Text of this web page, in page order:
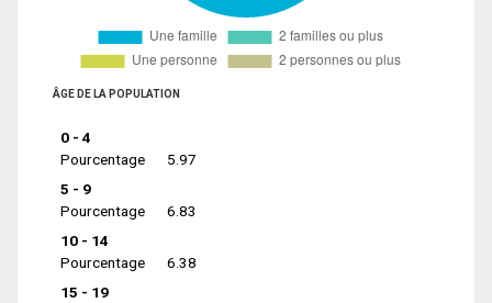
ÂGE DE LA POPULATION
0 - 4
Pourcentage
5.97
5 - 9
Pourcentage
6.83
10 - 14
Pourcentage
6.38
15 - 19